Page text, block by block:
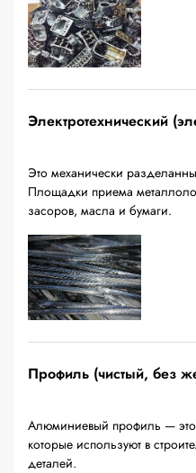
Электротехнический
Это механически
Площадки приема
засоров, масла и бумаги.
Профиль (чистый, без
Алюминиевый профиль — это
которые используют в
деталей.